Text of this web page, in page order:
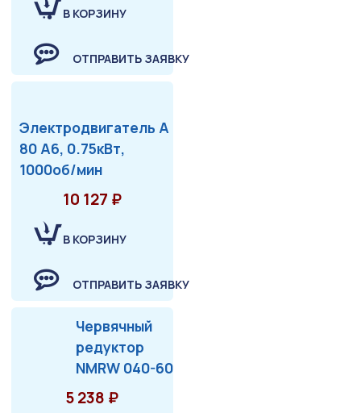
В КОРЗИНУ
ОТПРАВИТЬ ЗАЯВКУ
Электродвигатель А
80 А6, 0.75кВт,
1000об/мин
10 127 ₽
В КОРЗИНУ
ОТПРАВИТЬ ЗАЯВКУ
Червячный
редуктор
NMRW 040-60
5 238 ₽